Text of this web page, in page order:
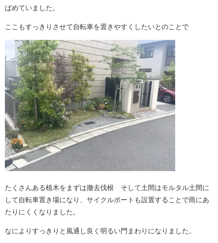
ばめていました。
ここもすっきりさせて自転車を置きやすくしたいとのことで
たくさんある植木をまずは撤去伐根 そして土間はモルタル土間に
して自転車置き場になり、サイクルポートも設置することで雨にあ
たりにくくなりました。
なによりすっきりと風通し良く明るい門まわりになりました。